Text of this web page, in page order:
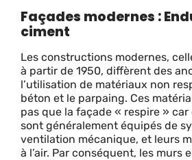
Façades modernes :
ciment
Les constructions modernes,
à partir de 1950, diffèrent des
l’utilisation de matériaux non
béton et le parpaing. Ces
pas que la façade « respire »
sont généralement équipés de
ventilation mécanique, et leurs
à l’air. Par conséquent, les murs